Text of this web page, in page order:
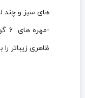
های سبز و چند
-
ظاهری زیباتر